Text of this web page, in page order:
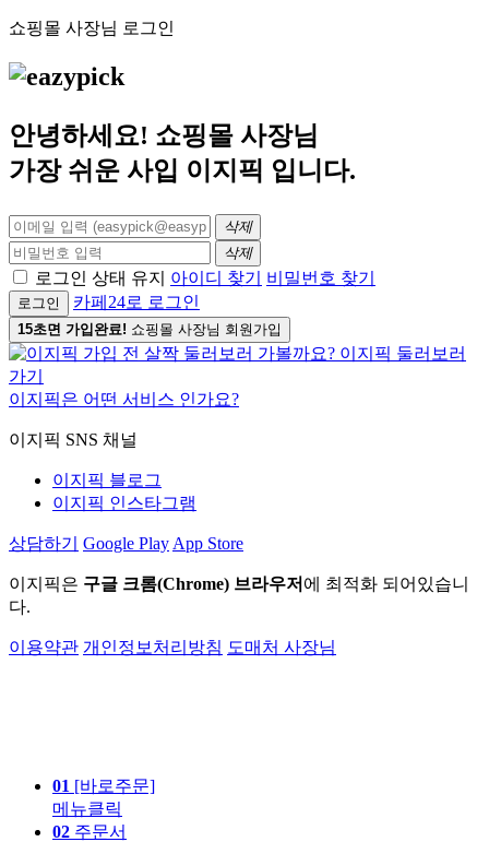
쇼핑몰 사장님 로그인
안녕하세요! 쇼핑몰 사장님
가장 쉬운 사입 이지픽 입니다.
삭제
삭제
로그인 상태 유지 아이디 찾기 비밀번호 찾기
로그인 카페24로 로그인
15초면 가입완료! 쇼핑몰 사장님 회원가입
이지픽은 어떤 서비스 인가요?
이지픽 SNS 채널
이지픽 블로그
이지픽 인스타그램
상담하기 Google Play App Store
이지픽은 구글 크롬(Chrome) 브라우저 에 최적화 되어있습니
다.
이용약관 개인정보처리방침 도매처 사장님
01 [바로주문]
메뉴클릭
02 주문서